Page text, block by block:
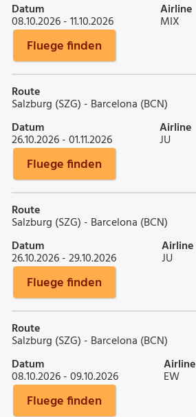
Datum
08.10.2026 - 11.10.2026
Airline
MIX
Fluege finden
Route
Salzburg (SZG) - Barcelona (BCN)
Datum
26.10.2026 - 01.11.2026
Airline
JU
Fluege finden
Route
Salzburg (SZG) - Barcelona (BCN)
Datum
26.10.2026 - 29.10.2026
Airline
JU
Fluege finden
Route
Salzburg (SZG) - Barcelona (BCN)
Datum
08.10.2026 - 09.10.2026
Airline
EW
Fluege finden